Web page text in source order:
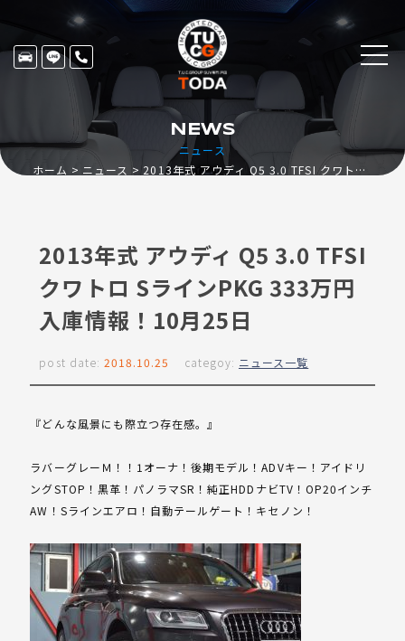
ニュース
NEWS
ホーム ニュース 2013年式 アウディ Q5 3.0 TFSI クワトロ SラインPKG 333万円入庫情報！10月25日
2013年式 アウディ Q5 3.0 TFSI
クワトロ SラインPKG 333万円
入庫情報！10月25日
post date: 2018.10.25 categoy: ニュース一覧
『どんな風景にも際立つ存在感。』
ラバーグレーＭ！！1オーナ！後期モデル！ADVキー！アイドリ
ングSTOP！黒革！パノラマSR！純正HDDナビTV！OP20インチ
AW！Sラインエアロ！自動テールゲート！キセノン！